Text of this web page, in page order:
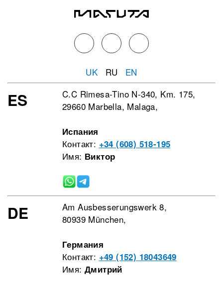
UK RU EN
ES
C.C Rimesa-Tino N-340, Km. 175,
29660 Marbella, Malaga,
Испания
Контакт: +34 (608) 518-195
Имя: Виктор
DE
Am Ausbesserungswerk 8,
80939 München,
Германия
Контакт: +49 (152) 18043649
Имя: Дмитрий